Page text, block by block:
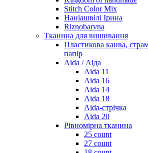
Stitch Color Mix
Наніашвілі Ірина
Riznobarvna
Тканина для вишивання
Пластикова канва,
папір
Aida / Аіда
Aida 11
Aida 16
Aida 14
Aida 18
Aida-стрічка
Aida 20
Рівномірна тканина
25 count
27 count